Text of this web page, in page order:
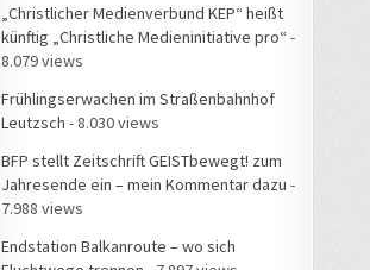
„Christlicher Medienverbund KEP“ heißt
künftig „Christliche Medieninitiative pro“ -
8.079 views
Frühlingserwachen im Straßenbahnhof
Leutzsch - 8.030 views
BFP stellt Zeitschrift GEISTbewegt! zum
Jahresende ein – mein Kommentar dazu -
7.988 views
Endstation Balkanroute – wo sich